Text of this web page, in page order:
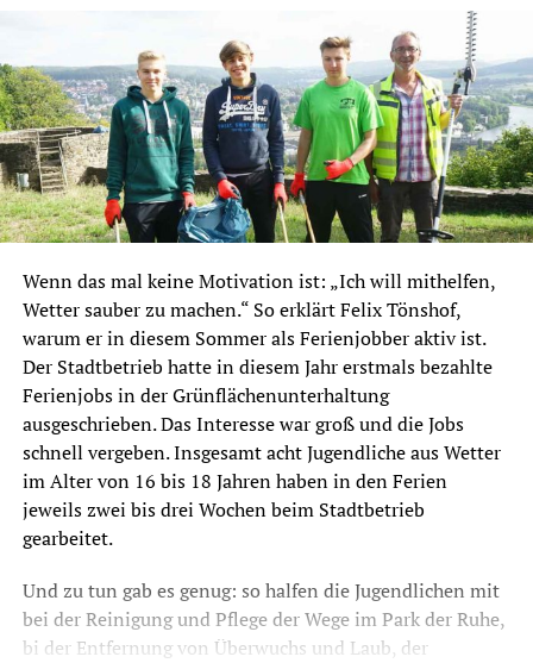
Wenn das mal keine Motivation ist: „Ich will mithelfen,
Wetter sauber zu machen.“ So erklärt Felix Tönshof,
warum er in diesem Sommer als Ferienjobber aktiv ist.
Der Stadtbetrieb hatte in diesem Jahr erstmals bezahlte
Ferienjobs in der Grünflächenunterhaltung
ausgeschrieben. Das Interesse war groß und die Jobs
schnell vergeben. Insgesamt acht Jugendliche aus Wetter
im Alter von 16 bis 18 Jahren haben in den Ferien
jeweils zwei bis drei Wochen beim Stadtbetrieb
gearbeitet.
Und zu tun gab es genug: so halfen die Jugendlichen mit
bei der Reinigung und Pflege der Wege im Park der Ruhe,
bi der Entfernung von Überwuchs und Laub, der